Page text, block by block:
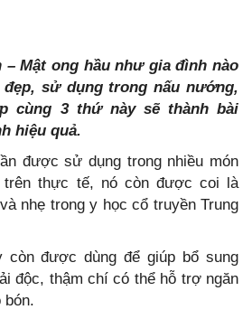
– Mật ong hầu như gia đình nào
sử dụng trong nấu nướng,
cùng 3 thứ này sẽ thành bài
hiệu quả.
được sử dụng trong nhiều món
trên thực tế, nó còn được coi là
nhẹ trong y học cổ truyền Trung
còn được dùng để giúp bổ sung
độc, thậm chí có thể hỗ trợ ngăn
bón.